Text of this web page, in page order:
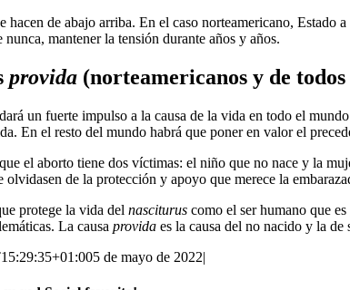
hacen de abajo arriba. En el caso norteamericano,
nunca, mantener la tensión durante años y años.
provida (norteamericanos y de todos
un fuerte impulso a la causa de la vida en todo el
En el resto del mundo habrá que poner en valor el
el aborto tiene dos víctimas: el niño que no nace y la
olvidasen de la protección y apoyo que merece la
protege la vida del nasciturus como el ser humano que
La causa provida es la causa del no nacido y la de
5 de mayo de 2022|